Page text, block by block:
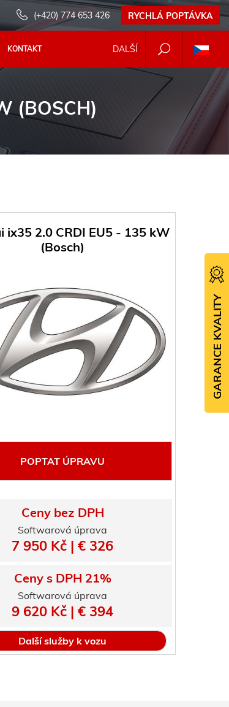
(+420) 774 653 426 RYCHLÁ POPTÁVKA
DALŠÍ
KONTAKT
(BOSCH)
ix35 2.0 CRDI EU5 - 135 kW
(Bosch)
POPTAT ÚPRAVU
Ceny bez DPH
Softwarová úprava
7 950 Kč | € 326
Ceny s DPH 21%
Softwarová úprava
9 620 Kč | € 394
Další služby k vozu
GARANCE KVALITY